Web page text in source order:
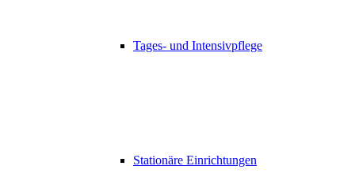
Tages- und Intensivpflege
Stationäre Einrichtungen